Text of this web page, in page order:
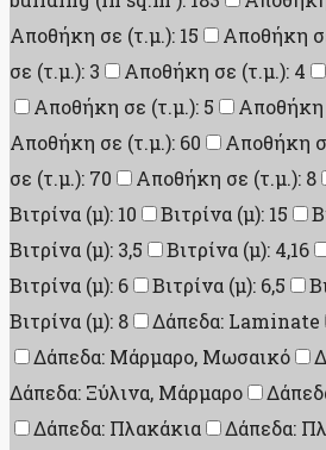
Αποθήκη σε (τ.μ.): 15
Αποθήκη
σε (τ.μ.): 3
Αποθήκη σε (τ.μ.): 4
Αποθήκη σε (τ.μ.): 5
Αποθήκη
Αποθήκη σε (τ.μ.): 60
Αποθήκη
σε (τ.μ.): 70
Αποθήκη σε (τ.μ.): 8
Βιτρίνα (μ): 10
Βιτρίνα (μ): 15
Βιτρίνα (μ): 3,5
Βιτρίνα (μ): 4,16
Βιτρίνα (μ): 6
Βιτρίνα (μ): 6,5
Βιτρίνα (μ): 8
Δάπεδα: Laminate
Δάπεδα: Μάρμαρο, Μωσαικό
Δάπεδα: Ξύλινα, Μάρμαρο
Δάπεδα: Πλακάκια
Δάπεδα: